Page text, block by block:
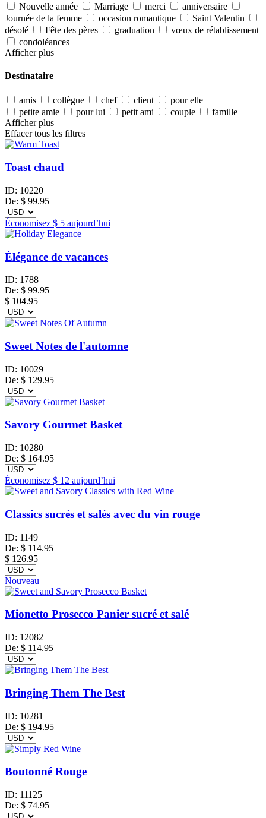
Nouvelle année
Marriage merci
anniversaire
Journée de la femme
occasion romantique
Saint Valentin
désolé
Fête des pères graduation
vœux de rétablissement
condoléances
Afficher plus
Destinataire
amis collègue chef client
pour elle
petite amie
pour lui petit ami couple
famille
Afficher plus
Effacer tous les filtres
Toast chaud
ID: 10220
De: $ 99.95
Économisez $ 5 aujourd’hui
Élégance de vacances
ID: 1788
De: $ 99.95
$ 104.95
Sweet Notes de l'automne
ID: 10029
De: $ 129.95
Savory Gourmet Basket
ID: 10280
De: $ 164.95
Économisez $ 12 aujourd’hui
Classics sucrés et salés avec du vin rouge
ID: 1149
De: $ 114.95
$ 126.95
Nouveau
Mionetto Prosecco Panier sucré et salé
ID: 12082
De: $ 114.95
Bringing Them The Best
ID: 10281
De: $ 194.95
Boutonné Rouge
ID: 11125
De: $ 74.95